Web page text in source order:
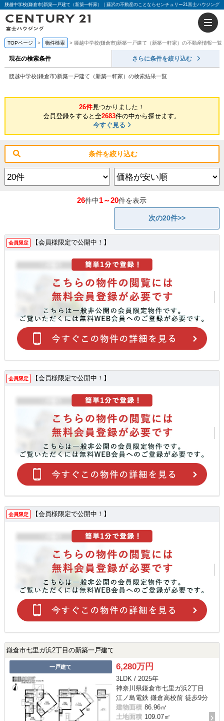
腰越中学校(鎌倉市)新築一戸建て（新築一軒家）｜藤沢の不動産のことならセンチュリー21富士ハウジング
TOPページ 物件検索 腰越中学校(鎌倉市)新築一戸建て（新築一軒家）の不動産情報一覧
現在の検索条件 さらに条件を絞り込む
腰越中学校(鎌倉市)新築一戸建て（新築一軒家）の検索結果一覧
26件見つかりました！
会員登録をすると全2683件の中から探せます。
今すぐ見る
条件を絞り込む
26件中1～20件を表示
次の20件>>
会員限定 【会員様限定で公開中！】
会員限定 【会員様限定で公開中！】
会員限定 【会員様限定で公開中！】
鎌倉市七里ガ浜2丁目の新築一戸建て
一戸建て 6,280万円
3LDK / 2025年
神奈川県鎌倉市七里ガ浜2丁目
江ノ島電鉄 鎌倉高校前 徒歩9分
建物面積 86.96㎡
土地面積 109.07㎡